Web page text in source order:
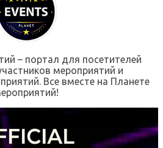
– портал для посетителей
мероприятий и
Все вместе на Планете